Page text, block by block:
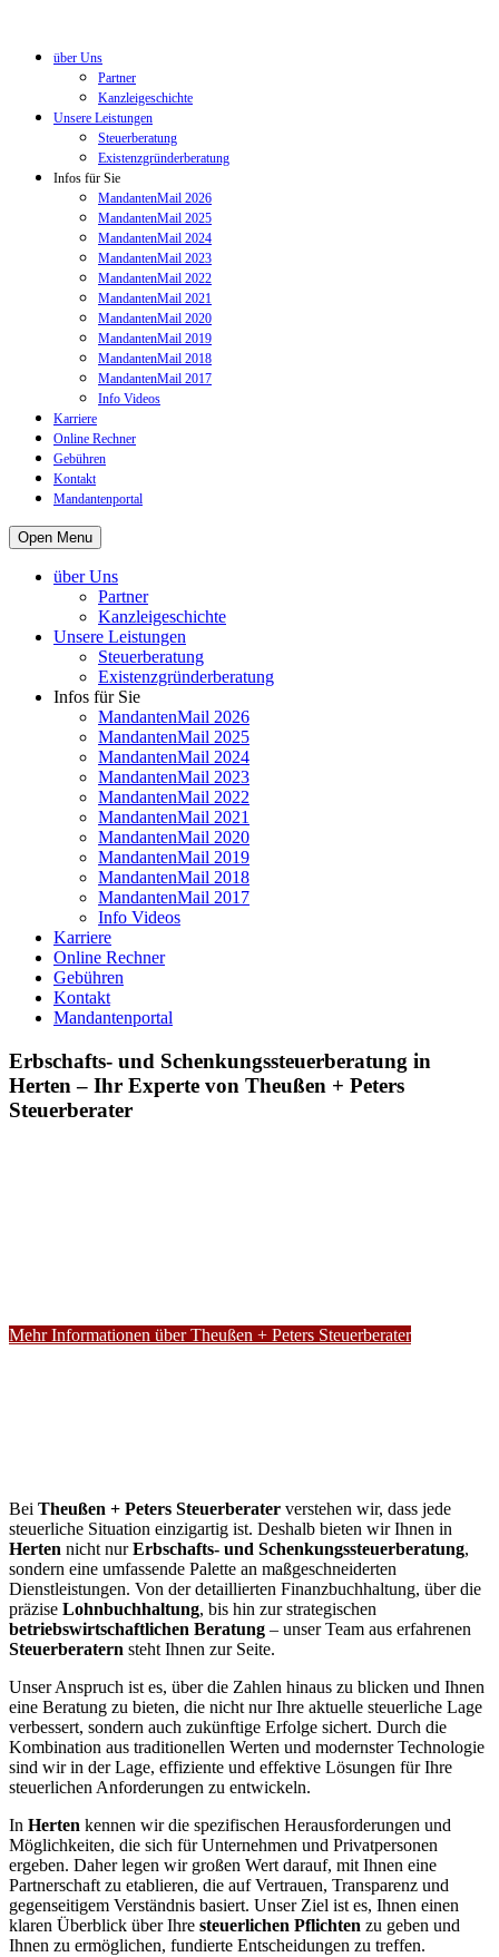
über Uns
Partner
Kanzleigeschichte
Unsere Leistungen
Steuerberatung
Existenzgründerberatung
Infos für Sie
MandantenMail 2026
MandantenMail 2025
MandantenMail 2024
MandantenMail 2023
MandantenMail 2022
MandantenMail 2021
MandantenMail 2020
MandantenMail 2019
MandantenMail 2018
MandantenMail 2017
Info Videos
Karriere
Online Rechner
Gebühren
Kontakt
Mandantenportal
Open Menu
über Uns
Partner
Kanzleigeschichte
Unsere Leistungen
Steuerberatung
Existenzgründerberatung
Infos für Sie
MandantenMail 2026
MandantenMail 2025
MandantenMail 2024
MandantenMail 2023
MandantenMail 2022
MandantenMail 2021
MandantenMail 2020
MandantenMail 2019
MandantenMail 2018
MandantenMail 2017
Info Videos
Karriere
Online Rechner
Gebühren
Kontakt
Mandantenportal
Erbschafts- und Schenkungssteuerberatung in
Herten – Ihr Experte von Theußen + Peters
Steuerberater
Mehr Informationen über Theußen + Peters Steuerberater
Bei Theußen + Peters Steuerberater verstehen wir, dass jede
steuerliche Situation einzigartig ist. Deshalb bieten wir Ihnen in
Herten nicht nurErbschafts- und Schenkungssteuerberatung,
sondern eine umfassende Palette an maßgeschneiderten
Dienstleistungen. Von der detaillierten Finanzbuchhaltung, über die
präzise Lohnbuchhaltung, bis hin zur strategischen
betriebswirtschaftlichen Beratung – unser Team aus erfahrenen
Steuerberatern steht Ihnen zur Seite.
Unser Anspruch ist es, über die Zahlen hinaus zu blicken und Ihnen
eine Beratung zu bieten, die nicht nur Ihre aktuelle steuerliche Lage
verbessert, sondern auch zukünftige Erfolge sichert. Durch die
Kombination aus traditionellen Werten und modernster Technologie
sind wir in der Lage, effiziente und effektive Lösungen für Ihre
steuerlichen Anforderungen zu entwickeln.
In Herten kennen wir die spezifischen Herausforderungen und
Möglichkeiten, die sich für Unternehmen und Privatpersonen
ergeben. Daher legen wir großen Wert darauf, mit Ihnen eine
Partnerschaft zu etablieren, die auf Vertrauen, Transparenz und
gegenseitigem Verständnis basiert. Unser Ziel ist es, Ihnen einen
klaren Überblick über Ihre steuerlichen Pflichten zu geben und
Ihnen zu ermöglichen, fundierte Entscheidungen zu treffen.